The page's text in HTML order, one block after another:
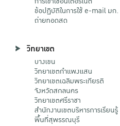
ข้อปฏิบัติในการใช้ e-mail มก.
ถ่ายทอดสด
วิทยาเขต
บางเขน
วิทยาเขตกําแพงแสน
วิทยาเขตเฉลิมพระเกียรติ
จังหวัดสกลนคร
วิทยาเขตศรีราชา
สำนักงานเขตบริหารการเรียนรู้
พื้นที่สุพรรณบุรี